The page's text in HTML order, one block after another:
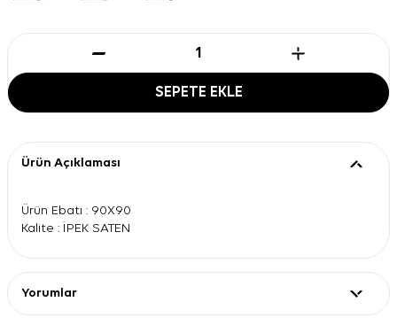
SEPETE EKLE
Ürün Açıklaması
Ürün Ebatı : 90X90
Kalite : İPEK SATEN
Yorumlar